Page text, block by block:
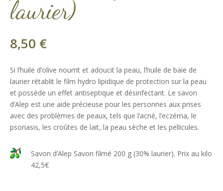
laurier)
8,50 €
Si l’huile d’olive nourrit et adoucit la peau, l’huile de baie de
laurier rétablit le film hydro lipidique de protection sur la peau
et possède un effet antiseptique et désinfectant. Le savon
d’Alep est une aide précieuse pour les personnes aux prises
avec des problèmes de peaux, tels que l’acné, l’eczéma, le
psoriasis, les croûtes de lait, la peau sèche et les pellicules.
Savon d’Alep Savon filmé 200 g (30% laurier). Prix au kilo
42,5€